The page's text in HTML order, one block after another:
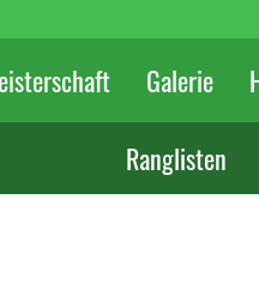
Galerie
Ranglisten